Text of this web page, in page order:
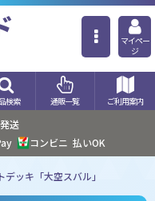
マイペー
ジ
検索 通販一覧 ご利用案内
送
コンビニ 払いOK
デッキ「大空スバル」